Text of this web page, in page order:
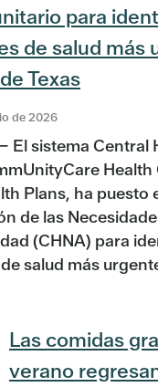
para
de salud más
Texas
de 2026
El sistema Central
Health
Plans, ha puesto
de las
(CHNA) para
salud más
Las comidas
verano